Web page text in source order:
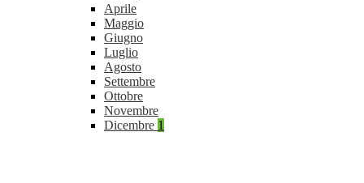
Aprile
Maggio
Giugno
Luglio
Agosto
Settembre
Ottobre
Novembre
Dicembre 1